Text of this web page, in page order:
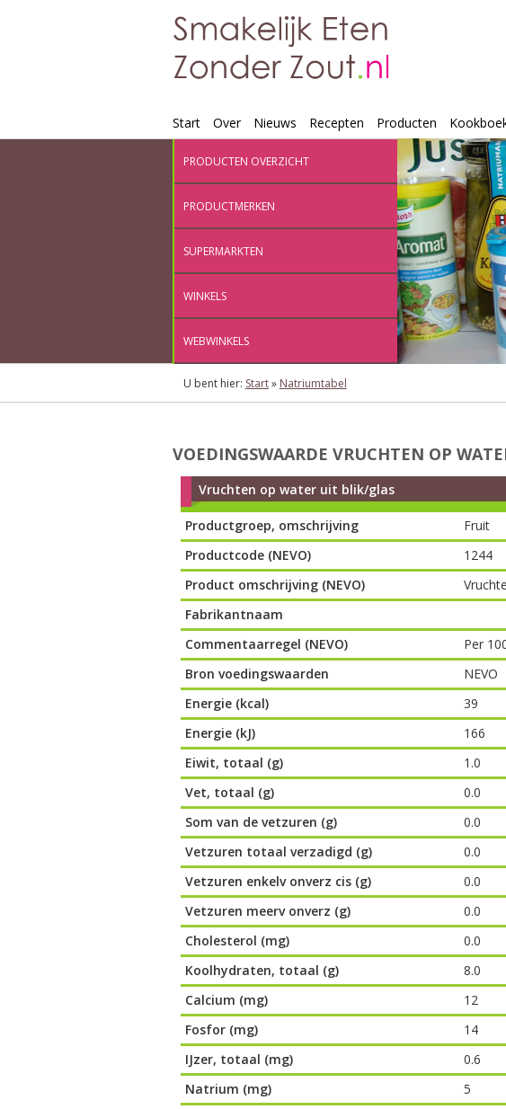
Start Over Nieuws Recepten Producten
PRODUCTEN OVERZICHT
PRODUCTMERKEN
SUPERMARKTEN
WINKELS
WEBWINKELS
U bent hier: Start» Natriumtabel
VOEDINGSWAARDE VRUCHTEN OP
Vruchten op water uit blik/glas
Productgroep, omschrijving
Fruit
Productcode (NEVO)
1244
Product omschrijving (NEVO)
Fabrikantnaam
Commentaarregel (NEVO)
Per
Bron voedingswaarden
NEVO
Energie (kcal)
39
Energie (kJ)
166
Eiwit, totaal (g)
1.0
Vet, totaal (g)
0.0
Som van de vetzuren (g)
0.0
Vetzuren totaal verzadigd (g)
0.0
Vetzuren enkelv onverz cis (g)
0.0
Vetzuren meerv onverz (g)
0.0
Cholesterol (mg)
0.0
Koolhydraten, totaal (g)
8.0
Calcium (mg)
12
Fosfor (mg)
14
IJzer, totaal (mg)
0.6
Natrium (mg)
5